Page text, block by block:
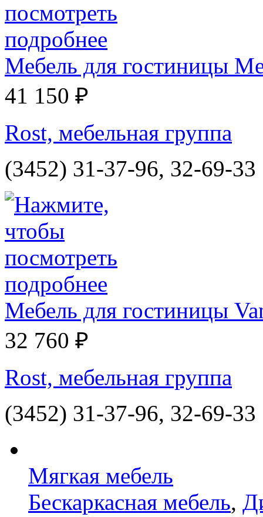
Мебель для гостиницы
41 150 ₽
Rost, мебельная группа
(3452) 31-37-96, 32-69-33
Мебель для гостиницы
32 760 ₽
Rost, мебельная группа
(3452) 31-37-96, 32-69-33
Мягкая мебель
Бескаркасная мебель,